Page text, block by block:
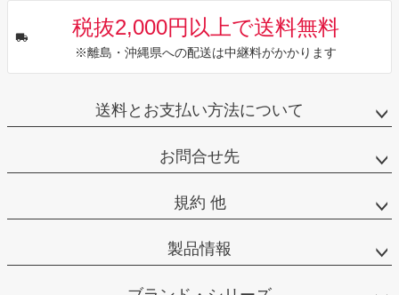
税抜2,000円以上で送料無料
※離島・沖縄県への配送は中継料がかかります
送料とお支払い方法について
お問合せ先
規約 他
製品情報